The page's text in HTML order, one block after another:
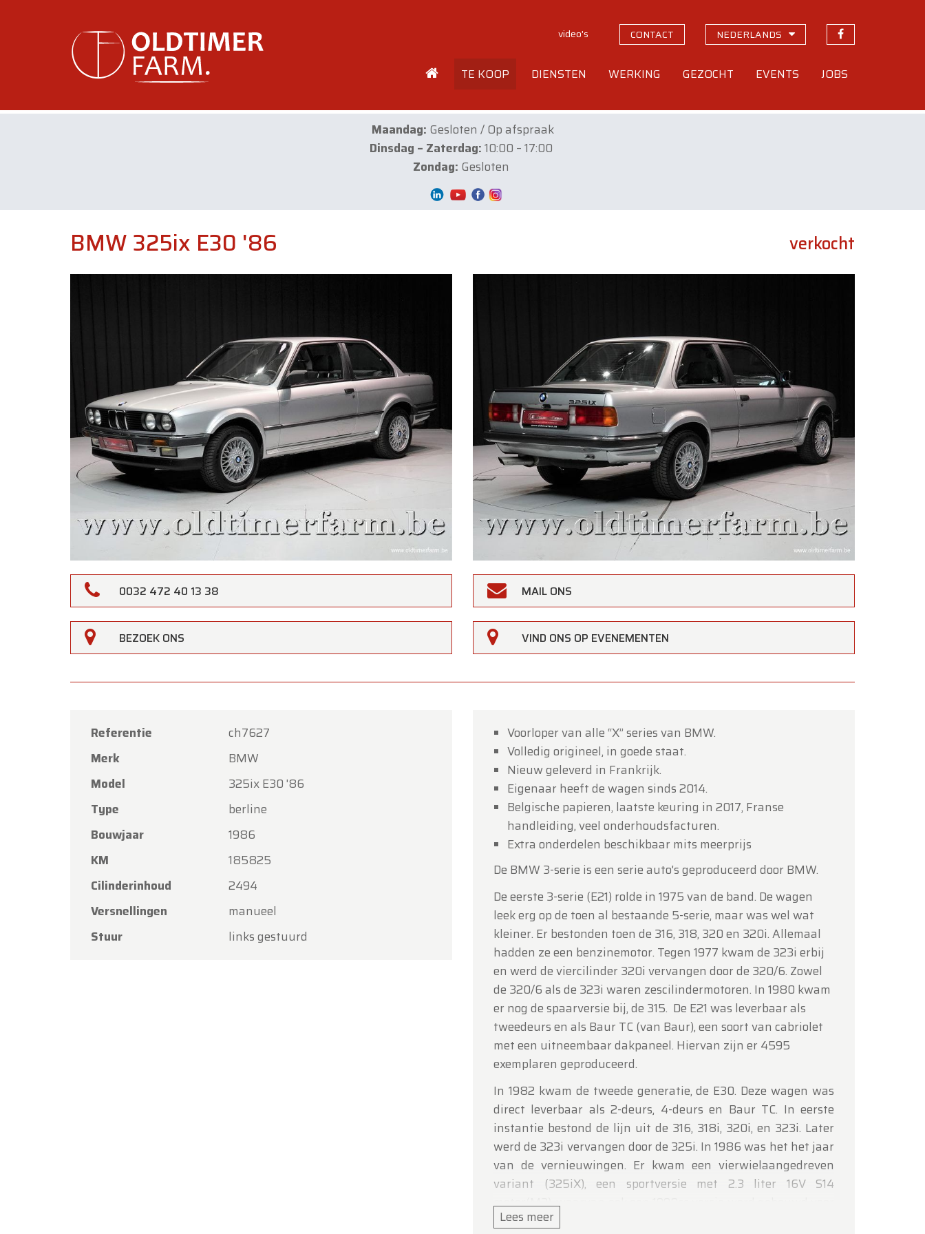
video's CONTACT NEDERLANDS
TE KOOP DIENSTEN WERKING GEZOCHT EVENTS JOBS
Maandag: Gesloten / Op afspraak
Dinsdag – Zaterdag:10:00 – 17:00
Zondag: Gesloten
BMW 325ix E30 '86 verkocht
0032 472 40 13 38 MAIL ONS
BEZOEK ONS VIND ONS OP EVENEMENTEN
Referentie
ch7627
Merk
BMW
Model
325ix E30 '86
Type
berline
Bouwjaar
1986
KM
185825
Cilinderinhoud
2494
Versnellingen
manueel
Stuur
links gestuurd
Voorloper van alle “X” series van BMW.
Volledig origineel, in goede staat.
Nieuw geleverd in Frankrijk.
Eigenaar heeft de wagen sinds 2014.
Belgische papieren, laatste keuring in 2017, Franse
handleiding, veel onderhoudsfacturen.
Extra onderdelen beschikbaar mits meerprijs
De BMW 3-serie is een serie auto's geproduceerd door BMW.
De eerste 3-serie (E21) rolde in 1975 van de band. De wagen
leek erg op de toen al bestaande 5-serie, maar was wel wat
kleiner. Er bestonden toen de 316, 318, 320 en 320i. Allemaal
hadden ze een benzinemotor. Tegen 1977 kwam de 323i erbij
en werd de viercilinder 320i vervangen door de 320/6. Zowel
de 320/6 als de 323i waren zescilindermotoren. In 1980 kwam
er nog de spaarversie bij, de 315. De E21 was leverbaar als
tweedeurs en als Baur TC (van Baur), een soort van cabriolet
met een uitneembaar dakpaneel. Hiervan zijn er 4595
exemplaren geproduceerd.
In 1982 kwam de tweede generatie, de E30. Deze wagen was
direct leverbaar als 2-deurs, 4-deurs en Baur TC. In eerste
instantie bestond de lijn uit de 316, 318i, 320i, en 323i. Later
werd de 323i vervangen door de 325i. In 1986 was het het jaar
van de vernieuwingen. Er kwam een vierwielaangedreven
variant (325iX), een sportversie met 2.3 liter 16V S14
motor(M3), waarvan ook een 1990cc versie werd gebouwd voor
de Italiaanse en Portugese markt (320is) en een schitterende
Lees meer
×
Beste klanten,
gesloten zijn op zaterdag 15 augustus (O.L.V.
Onze showroom is
gewoon geopend van maandag 10 augustus tot en
Maandag 17 augustus
enkel open op afspraak.
Bedankt voor uw begrip en graag tot binnenkort!